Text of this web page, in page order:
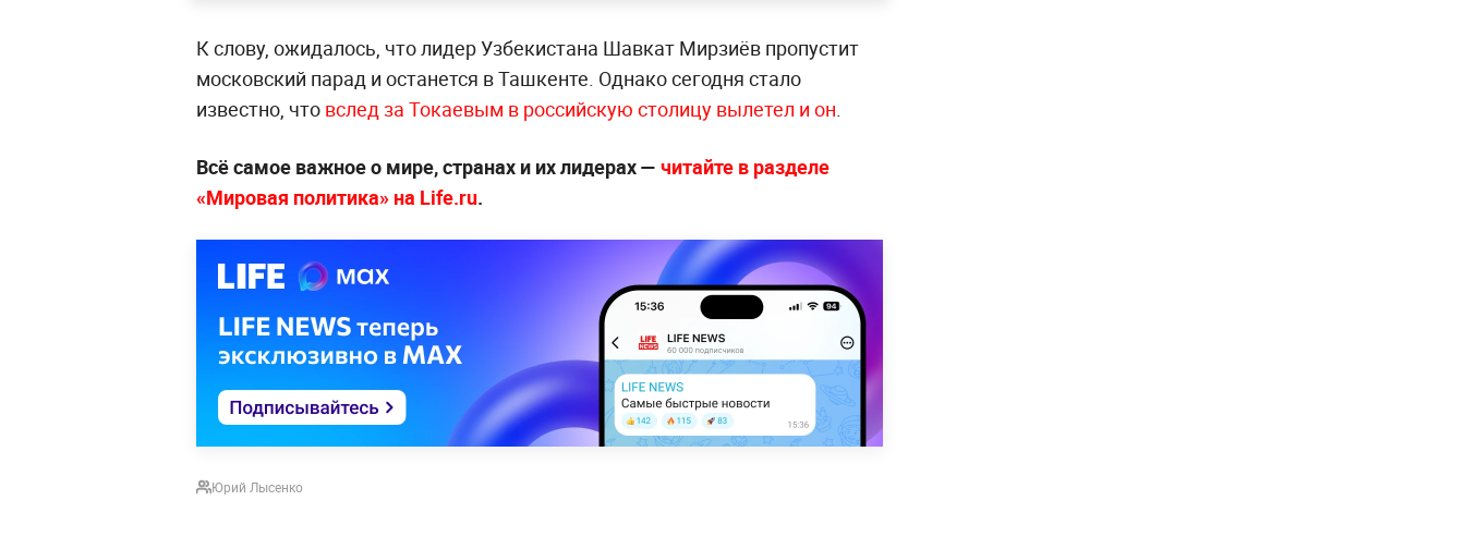
К слову, ожидалось, что лидер Узбекистана Шавкат Мирзиёв пропустит
московский парад и останется в Ташкенте. Однако сегодня стало
известно, что вслед за Токаевым в российскую столицу вылетел и он.
Всё самое важное о мире, странах и их лидерах — читайте в разделе
«Мировая политика» на Life.ru.
Юрий Лысенко